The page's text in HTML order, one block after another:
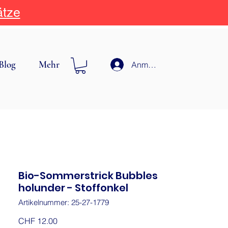
Mehr Anmelden
Bio-Sommerstrick Bubbles
holunder - Stoffonkel
Artikelnummer: 25-27-1779
CHF 12.00Preis